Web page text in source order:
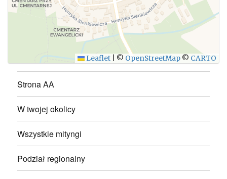
WYŚLIJ
Leaflet © OpenStreetMap © CARTO
Strona AA
W twojej okolicy
Wszystkie mityngi
Podział regionalny